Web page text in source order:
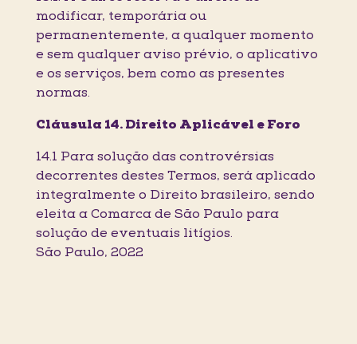
modificar, temporária ou
permanentemente, a qualquer momento
e sem qualquer aviso prévio, o aplicativo
e os serviços, bem como as presentes
normas.
Cláusula 14. Direito Aplicável e Foro
14.1 Para solução das controvérsias
decorrentes destes Termos, será aplicado
integralmente o Direito brasileiro, sendo
eleita a Comarca de São Paulo para
solução de eventuais litígios.
São Paulo, 2022